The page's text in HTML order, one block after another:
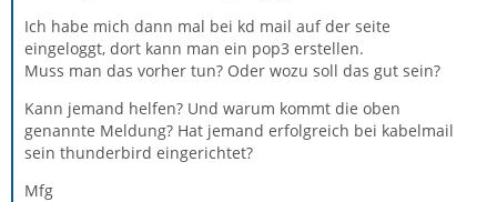
Ich habe mich dann mal bei kd mail auf der seite
eingeloggt, dort kann man ein pop3 erstellen.
Muss man das vorher tun? Oder wozu soll das gut sein?
Kann jemand helfen? Und warum kommt die oben
genannte Meldung? Hat jemand erfolgreich bei kabelmail
sein thunderbird eingerichtet?
Mfg